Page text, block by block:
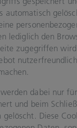
au­to­ma­tisch
le­dig­lich den
zu­ge­grif­fen
dabei nur
und beim
ge­löscht. Diese